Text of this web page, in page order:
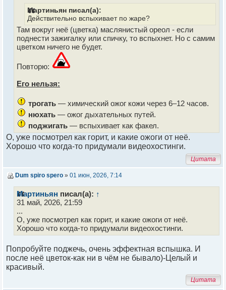
Мартиньян писал(а):
Действительно вспыхивает по жаре?
Там вокруг неё (цветка) маслянистый ореол - если
поднести зажигалку или спичку, то вспыхнет. Но с самим
цветком ничего не будет.
Повторю:
Его нельзя:
трогать — химический ожог кожи через 6–12 часов.
нюхать — ожог дыхательных путей.
поджигать — вспыхивает как факел.
О, уже посмотрел как горит, и какие ожоги от неё.
Хорошо что когда-то придумали видеохостинги.
Цитата
Dum spiro spero » 01 июн, 2026, 7:14
Мартиньян писал(а): ↑
31 май, 2026, 21:59
...
О, уже посмотрел как горит, и какие ожоги от неё.
Хорошо что когда-то придумали видеохостинги.
Попробуйте поджечь, очень эффектная вспышка. И
после неё цветок-как ни в чём не бывало)-Целый и
красивый.
Цитата